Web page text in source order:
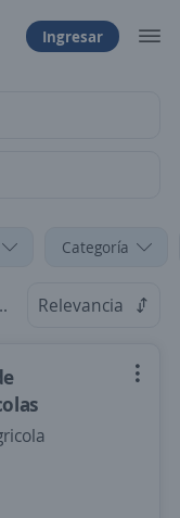
Ingresar
Categoría
Relevancia